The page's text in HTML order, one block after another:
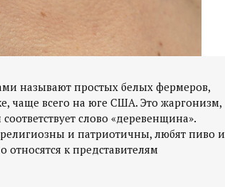
называют простых белых фермеров,
чаще всего на юге США. Это жаргонизм,
слово «деревенщина».
и патриотичны, любят пиво и
к представителям